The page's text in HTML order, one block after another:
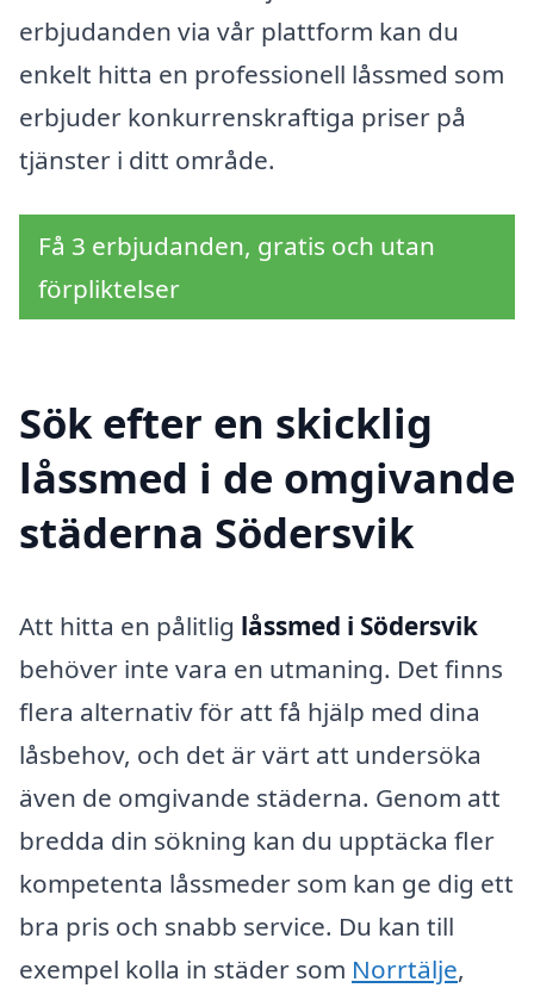
erbjudanden via vår plattform kan du
enkelt hitta en professionell låssmed som
erbjuder konkurrenskraftiga priser på
tjänster i ditt område.
Få 3 erbjudanden, gratis och utan
förpliktelser
Sök efter en skicklig
låssmed i de omgivande
städerna Södersvik
Att hitta en pålitlig låssmed i Södersvik
behöver inte vara en utmaning. Det finns
flera alternativ för att få hjälp med dina
låsbehov, och det är värt att undersöka
även de omgivande städerna. Genom att
bredda din sökning kan du upptäcka fler
kompetenta låssmeder som kan ge dig ett
bra pris och snabb service. Du kan till
exempel kolla in städer som Norrtälje,